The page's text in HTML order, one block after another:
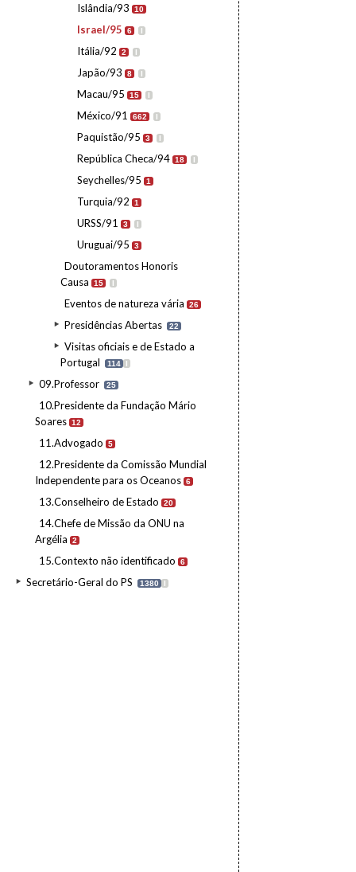
Islândia/93 10
Israel/95 6 I
Itália/92 2 I
Japão/93 8 I
Macau/95 15 I
México/91 662 I
Paquistão/95 3 I
República Checa/94 18 I
Seychelles/95 1
Turquia/92 1
URSS/91 3 I
Uruguai/95 3
Doutoramentos Honoris
Causa
15 I
Eventos de natureza vária 26
Presidências Abertas 22
Visitas oficiais e de Estado a
Portugal
114 I
09.Professor 25
10.Presidente da Fundação Mário
Soares 12
11.Advogado 5
12.Presidente da Comissão Mundial
Independente para os Oceanos 6
13.Conselheiro de Estado 20
14.Chefe de Missão da ONU na
Argélia
2
15.Contexto não identificado 6
Secretário-Geral do PS 1380 I